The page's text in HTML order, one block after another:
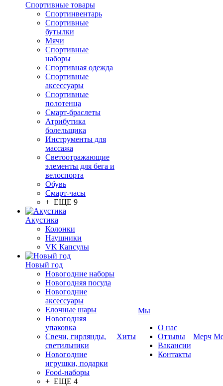
Спортивные товары
Спортинвентарь
Спортивные
бутылки
Мячи
Спортивные
наборы
Спортивная одежда
Спортивные
аксессуары
Спортивные
полотенца
Смарт-браслеты
Атрибутика
болельщика
Инструменты для
массажа
Светоотражающие
элементы для бега и
велоспорта
Обувь
Смарт-часы
+ ЕЩЕ 9
Акустика
Колонки
Наушники
VK Капсулы
Новый год
Новогодние наборы
Новогодняя посуда
Новогодние
аксессуары
Елочные шары
Новогодняя
упаковка
Свечи, гирлянды,
светильники
Новогодние
игрушки, подарки
Food-наборы
+ ЕЩЕ 4
Хиты
Мы
О нас
Отзывы
Вакансии
Контакты
Мерч